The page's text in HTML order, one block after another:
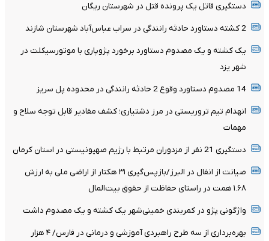
دستگیری قاتل یک پرونده قتل در شهرستان ریگان
2 کشته دستاورد حادثه رانندگی در سراب عباس‌آباد شهرستان شازند
یک کشته و یک مصدوم دستاورد برخورد پژوپاری با موتورسیکلت در
شهر یزد
14 مصدوم دستاورد وقوع 2 حادثه رانندگی در محدوده پل سریز
انهدام تیم تروریستی در مرز دشتیاری؛ کشف مقادیر قابل توجه سلاح و
مهمات
دستگیری 21 نفر از مزدوران مرتبط با رژیم صهیونیستی در استان کرمان
صیانت از انفال در البرز/بازپس‌گیری ۳۱ هکتار از اراضی ملی به ارزش
۱.۶۸ همت در راستای حفاظت از حقوق بیت‌المال
واژگونی پژو در کمربندی خمینی‌شهر یک کشته و یک مصدوم داشت
بهره‌برداری از سه طرح راهبردی آموزشی و درمانی در فارس/ ۴ هزار